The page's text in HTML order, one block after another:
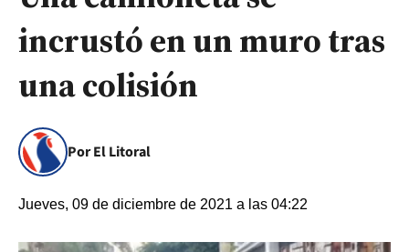
incrustó en un muro tras
una colisión
Por El Litoral
Jueves, 09 de diciembre de 2021 a las 04:22